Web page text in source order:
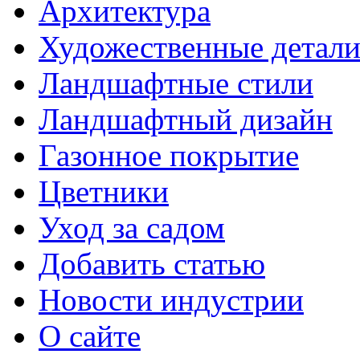
Архитектура
Художественные детали
Ландшафтные стили
Ландшафтный дизайн
Газонное покрытие
Цветники
Уход за садом
Добавить статью
Новости индустрии
О сайте